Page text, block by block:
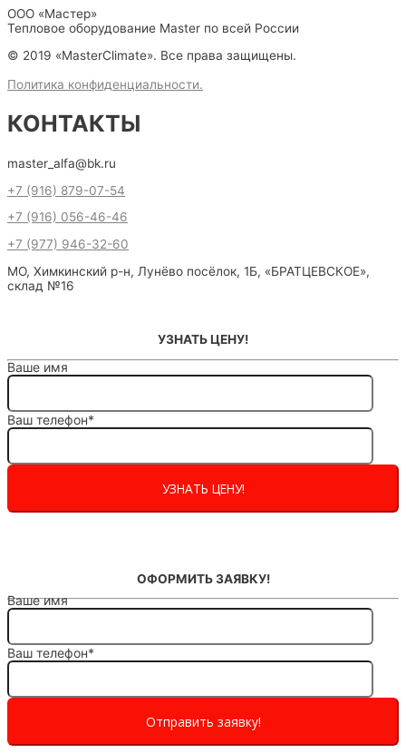
ООО «Мастер»
Тепловое оборудование Master по всей России
© 2019 «MasterClimate». Все права защищены.
Политика конфиденциальности.
КОНТАКТЫ
master_alfa@bk.ru
+7 (916) 879-07-54
+7 (916) 056-46-46
+7 (977) 946-32-60
МО, Химкинский р-н, Лунёво посёлок, 1Б, «БРАТЦЕВСКОЕ»,
склад №16
УЗНАТЬ ЦЕНУ!
Ваше имя
Ваш телефон*
ОФОРМИТЬ ЗАЯВКУ!
Ваше имя
Ваш телефон*